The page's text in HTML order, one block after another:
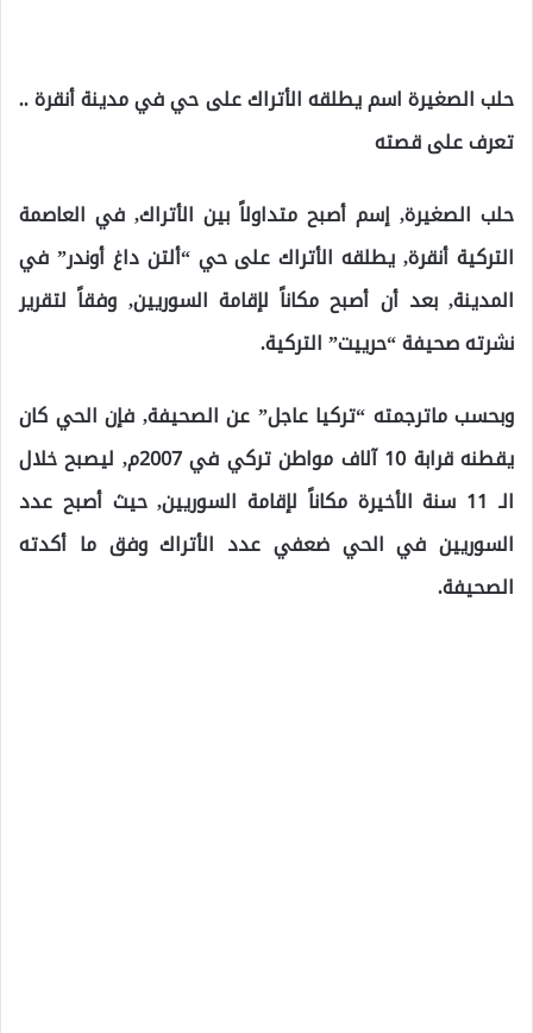
حلب الصغيرة اسم يطلقه الأتراك على حي في مدينة أنقرة ..
تعرف على قصته
حلب الصغيرة, إسم أصبح متداولاً بين الأتراك, في العاصمة
التركية أنقرة, يطلقه الأتراك على حي “ألتن داغ أوندر” في
المدينة, بعد أن أصبح مكاناً لإقامة السوريين, وفقاً لتقرير
نشرته صحيفة “حرييت” التركية.
وبحسب ماترجمته “تركيا عاجل” عن الصحيفة, فإن الحي كان
يقطنه قرابة 10 آلاف مواطن تركي في 2007م, ليصبح خلال
الـ 11 سنة الأخيرة مكاناً لإقامة السوريين, حيث أصبح عدد
السوريين في الحي ضعفي عدد الأتراك وفق ما أكدته
الصحيفة.